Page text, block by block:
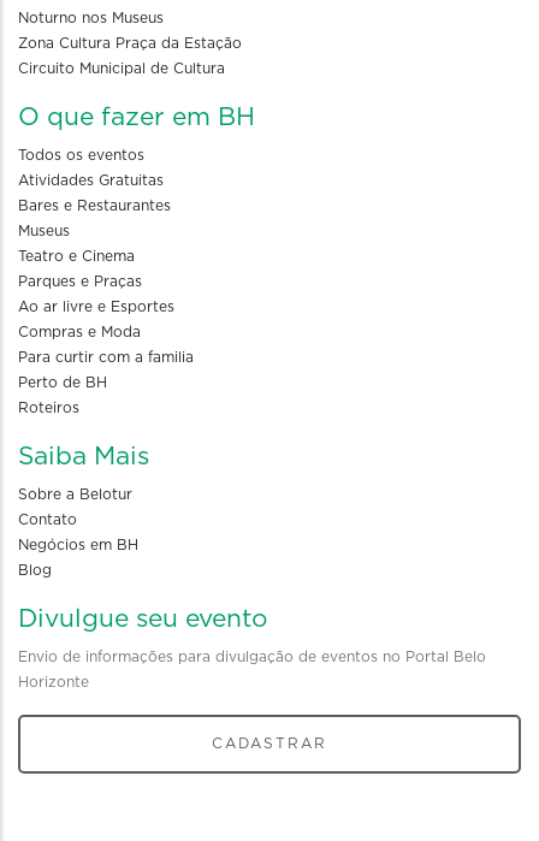
Noturno nos Museus
Zona Cultura Praça da Estação
Circuito Municipal de Cultura
O que fazer em BH
Todos os eventos
Atividades Gratuitas
Bares e Restaurantes
Museus
Teatro e Cinema
Parques e Praças
Ao ar livre e Esportes
Compras e Moda
Para curtir com a familia
Perto de BH
Roteiros
Saiba Mais
Sobre a Belotur
Contato
Negócios em BH
Blog
Divulgue seu evento
Envio de informações para divulgação de eventos no Portal Belo
Horizonte
CADASTRAR